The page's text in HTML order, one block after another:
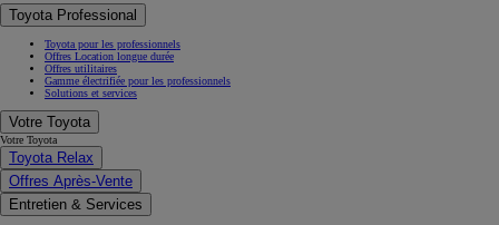
Toyota Professional
Toyota pour les professionnels
Offres Location longue durée
Offres utilitaires
Gamme électrifiée pour les professionnels
Solutions et services
Votre Toyota
Votre Toyota
Toyota Relax
Offres Après-Vente
Entretien & Services